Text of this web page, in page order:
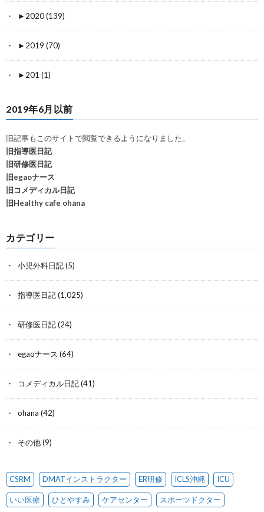
► 2020 (139)
► 2019 (70)
► 201 (1)
2019年6月以前
旧記事もこのサイトで閲覧できるようになりました。
旧指導医日記
旧研修医日記
旧egaoナース
旧コメディカル日記
旧Healthy cafe ohana
カテゴリー
小児外科日記(5)
指導医日記(1,025)
研修医日記(24)
egaoナース (64)
コメディカル日記(41)
ohana (42)
その他(9)
CSRM DMATインストラクター ER研修 ICLS沖縄 ICU
いい医療 ひとやすみ ケアセンター スポーツドクター